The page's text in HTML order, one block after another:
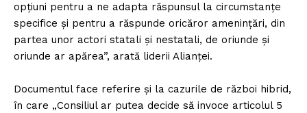
opţiuni pentru a ne adapta răspunsul la circumstanţe
specifice şi pentru a răspunde oricăror ameninţări, din
partea unor actori statali şi nestatali, de oriunde şi
oriunde ar apărea”, arată liderii Alianței.
Documentul face referire şi la cazurile de război hibrid,
în care „Consiliul ar putea decide să invoce articolul 5